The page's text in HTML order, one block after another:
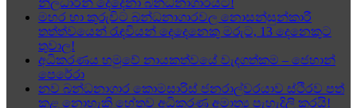
නිලධාරීන් දෙදෙනා බන්ධනාගාරයට!
මහර හා කුරුවිට බන්ධනාගාරවල නොසන්සුන්කාරී
තත්ත්වයෙන් රැඳවියන් දෙදෙනෙකු මරුට, 13 දෙනෙකුට
තුවාල!
අධිකරණය හමුවේ නායකත්වයේ වැදගත්කම – ජෙහාන්
පෙරේරා
නව බන්ධනාගාර කොමසාරිස් ජනරාල්වරයාව ස්ථිරව පත්
කළ නොහැකි හේතුව අධිකරණ අමාත්‍ය පැහැදිලි කරයි!